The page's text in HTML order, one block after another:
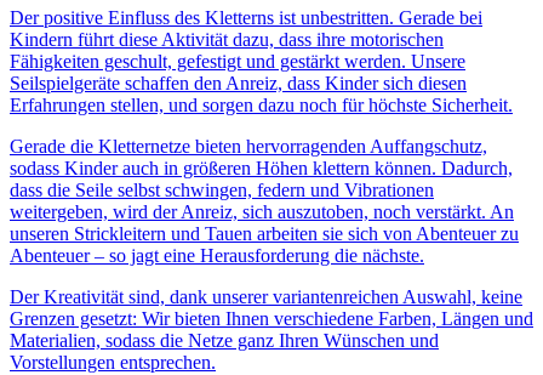
Der positive Einfluss des Kletterns ist unbestritten. Gerade bei
Kindern führt diese Aktivität dazu, dass ihre motorischen
Fähigkeiten geschult, gefestigt und gestärkt werden. Unsere
Seilspielgeräte schaffen den Anreiz, dass Kinder sich diesen
Erfahrungen stellen, und sorgen dazu noch für höchste Sicherheit.
Gerade die Kletternetze bieten hervorragenden Auffangschutz,
sodass Kinder auch in größeren Höhen klettern können. Dadurch,
dass die Seile selbst schwingen, federn und Vibrationen
weitergeben, wird der Anreiz, sich auszutoben, noch verstärkt. An
unseren Strickleitern und Tauen arbeiten sie sich von Abenteuer zu
Abenteuer – so jagt eine Herausforderung die nächste.
Der Kreativität sind, dank unserer variantenreichen Auswahl, keine
Grenzen gesetzt: Wir bieten Ihnen verschiedene Farben, Längen und
Materialien, sodass die Netze ganz Ihren Wünschen und
Vorstellungen entsprechen.